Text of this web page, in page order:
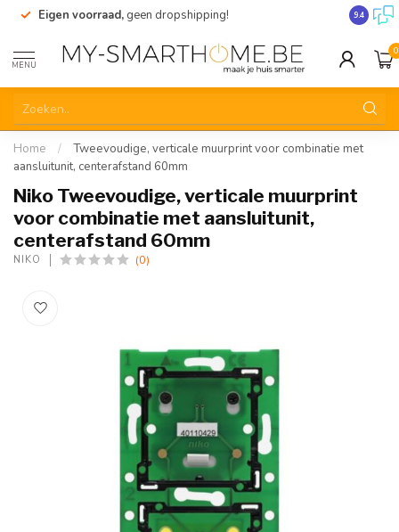
Eigen voorraad, geen dropshipping! 9.4
MENU
0
Home /
Tweevoudige, verticale muurprint voor combinatie met
aansluitunit, centerafstand 60mm
Niko Tweevoudige, verticale muurprint
voor combinatie met aansluitunit,
centerafstand 60mm
NIKO (0)